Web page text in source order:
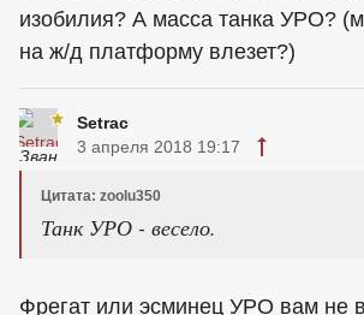
изобилия? А масса танка УРО?
на ж/д платформу влезет?)
Setrac
3 апреля 2018 19:17
Цитата: zoolu350
Танк УРО - весело.
Фрегат или эсминец УРО вам не